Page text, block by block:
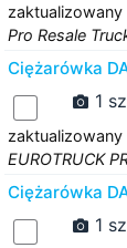
Pro Resale
Ciężarówka
1
EUROTRUCK
Ciężarówka
1